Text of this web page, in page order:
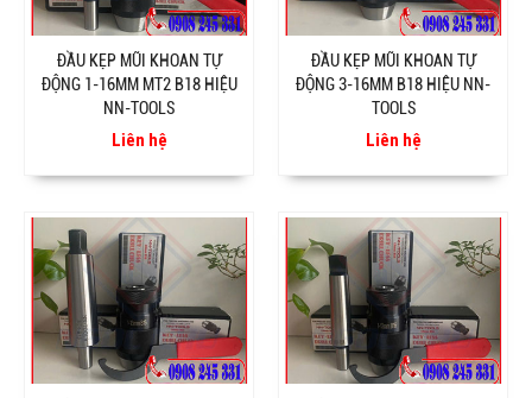
ĐẦU KẸP MŨI KHOAN TỰ
ĐỘNG 1-16MM MT2 B18 HIỆU
NN-TOOLS
Liên hệ
ĐẦU KẸP MŨI KHOAN TỰ
ĐỘNG 3-16MM B18 HIỆU NN-
TOOLS
Liên hệ